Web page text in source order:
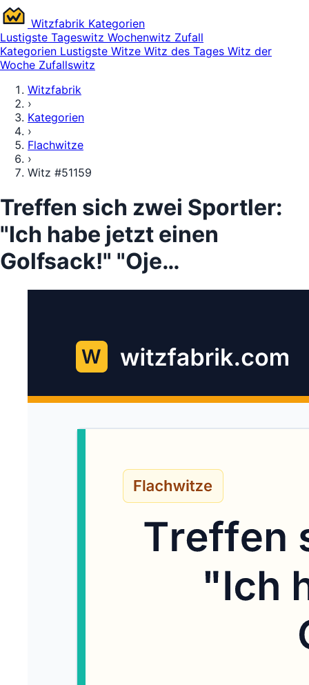
Witzfabrik Kategorien
Lustigste Tageswitz Wochenwitz Zufall
Kategorien Lustigste Witze Witz des Tages Witz der
Woche Zufallswitz
Witzfabrik
›
Kategorien
›
Flachwitze
›
Witz #51159
Treffen sich zwei Sportler:
"Ich habe jetzt einen
Golfsack!" "Oje…